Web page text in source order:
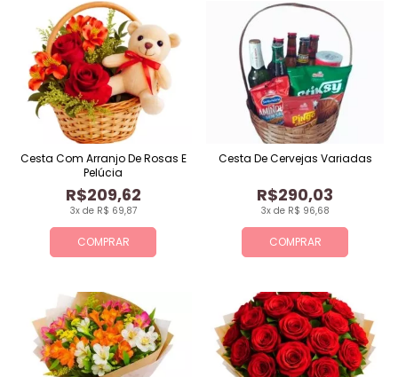
COMPRAR
3x de R$ 69,87
R$209,62
Cesta Com Arranjo De Rosas E
Pelúcia
COMPRAR
3x de R$ 96,68
R$290,03
Cesta De Cervejas Variadas